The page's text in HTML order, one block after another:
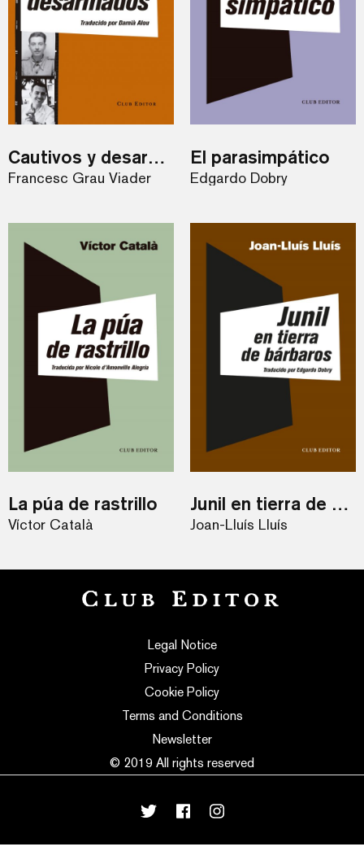
Cautivos y desarmados
Francesc Grau Viader
El parasimpático
Edgardo Dobry
La púa de rastrillo
Víctor Català
Junil en tierra de bárbaros
Joan-Lluís Lluís
Legal Notice
Privacy Policy
Cookie Policy
Terms and Conditions
Newsletter
© 2019 All rights reserved